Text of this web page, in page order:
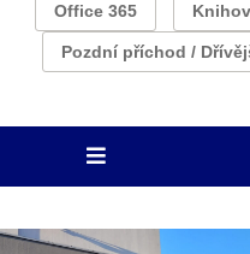
Office 365
Pozdní příchod /